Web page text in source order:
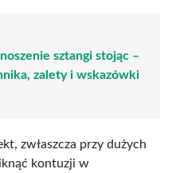
sztangi stojąc –
zalety i wskazówki
zwłaszcza przy dużych
kontuzji w